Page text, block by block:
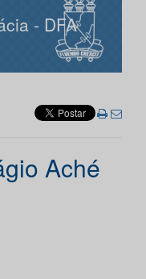
- DFA
Aché